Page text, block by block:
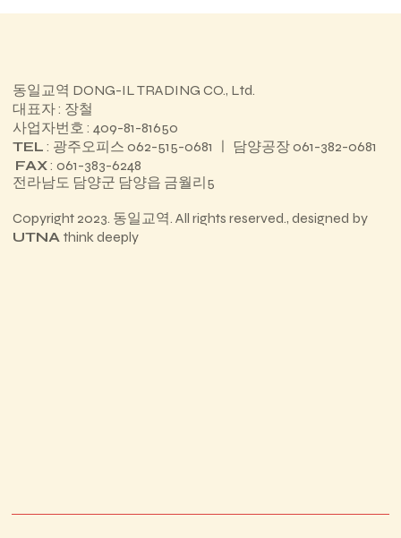
전북과학대학교 HIVE 특성화분야실습실
동일교역 DONG-IL TRADING CO., Ltd.
대표자 : 장철
사업자번호 : 409-81-81650
TEL : 광주오피스 062-515-0681 ㅣ 담양공장 061-382-0681
FAX: 061-383-6248
전라남도 담양군 담양읍 금월리5
Copyright 2023. 동일교역. All rights reserved., designed by
UTNA think deeply